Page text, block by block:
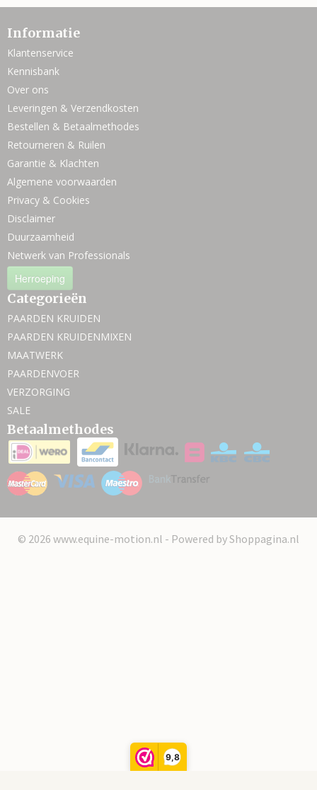
9,8
Informatie
Klantenservice
Kennisbank
Over ons
Leveringen & Verzendkosten
Bestellen & Betaalmethodes
Retourneren & Ruilen
Garantie & Klachten
Algemene voorwaarden
Privacy & Cookies
Disclaimer
Duurzaamheid
Netwerk van Professionals
Herroeping
Categorieën
PAARDEN KRUIDEN
PAARDEN KRUIDENMIXEN
MAATWERK
PAARDENVOER
VERZORGING
SALE
Betaalmethodes
© 2026 www.equine-motion.nl - Powered by Shoppagina.nl